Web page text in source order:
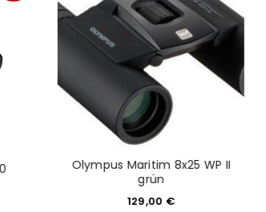
Olympus Maritim 8x25 WP II
grün
129,00 €